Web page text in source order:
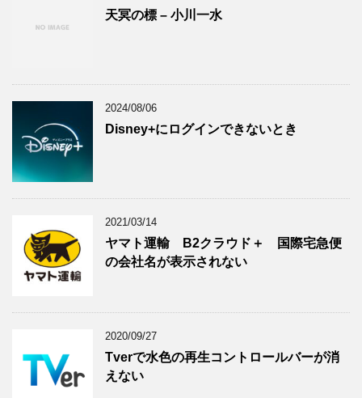
天冥の標 – 小川一水
2024/08/06
Disney+にログインできないとき
2021/03/14
ヤマト運輸 B2クラウド＋ 国際宅急便
の会社名が表示されない
2020/09/27
Tverで水色の再生コントロールバーが消
えない